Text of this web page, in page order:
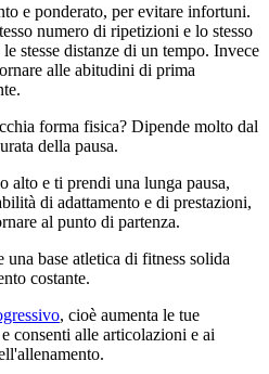
e ponderato, per evitare infortuni.
numero di ripetizioni e lo stesso
stesse distanze di un tempo. Invece
alle abitudini di prima
forma fisica? Dipende molto dal
della pausa.
alto e ti prendi una lunga pausa,
di adattamento e di prestazioni,
al punto di partenza.
base atletica di fitness solida
costante.
, cioè aumenta le tue
consenti alle articolazioni e ai